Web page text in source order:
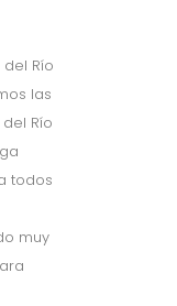
Río
las
Río
todos
muy